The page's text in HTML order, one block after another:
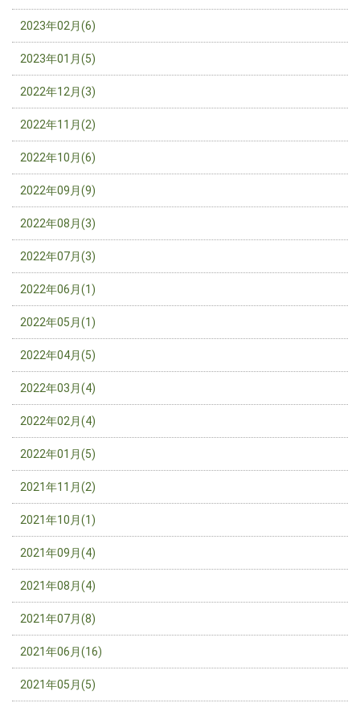
2023年02月(6)
2023年01月(5)
2022年12月(3)
2022年11月(2)
2022年10月(6)
2022年09月(9)
2022年08月(3)
2022年07月(3)
2022年06月(1)
2022年05月(1)
2022年04月(5)
2022年03月(4)
2022年02月(4)
2022年01月(5)
2021年11月(2)
2021年10月(1)
2021年09月(4)
2021年08月(4)
2021年07月(8)
2021年06月(16)
2021年05月(5)